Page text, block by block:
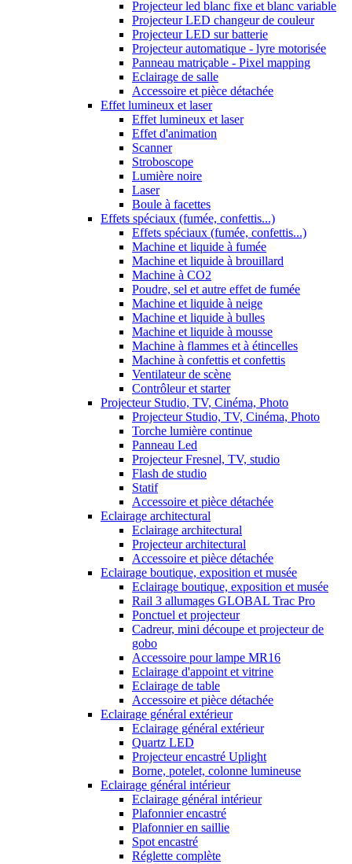
Projecteur led blanc fixe et blanc variable
Projecteur LED changeur de couleur
Projecteur LED sur batterie
Projecteur automatique - lyre motorisée
Panneau matriçable - Pixel mapping
Eclairage de salle
Accessoire et pièce détachée
Effet lumineux et laser
Effet lumineux et laser
Effet d'animation
Scanner
Stroboscope
Lumière noire
Laser
Boule à facettes
Effets spéciaux (fumée, confettis...)
Effets spéciaux (fumée, confettis...)
Machine et liquide à fumée
Machine et liquide à brouillard
Machine à CO2
Poudre, sel et autre effet de fumée
Machine et liquide à neige
Machine et liquide à bulles
Machine et liquide à mousse
Machine à flammes et à étincelles
Machine à confettis et confettis
Ventilateur de scène
Contrôleur et starter
Projecteur Studio, TV, Cinéma, Photo
Projecteur Studio, TV, Cinéma, Photo
Torche lumière continue
Panneau Led
Projecteur Fresnel, TV, studio
Flash de studio
Statif
Accessoire et pièce détachée
Eclairage architectural
Eclairage architectural
Projecteur architectural
Accessoire et pièce détachée
Eclairage boutique, exposition et musée
Eclairage boutique, exposition et musée
Rail 3 allumages GLOBAL Trac Pro
Ponctuel et projecteur
Cadreur, mini découpe et projecteur de
gobo
Accessoire pour lampe MR16
Eclairage d'appoint et vitrine
Eclairage de table
Accessoire et pièce détachée
Eclairage général extérieur
Eclairage général extérieur
Quartz LED
Projecteur encastré Uplight
Borne, potelet, colonne lumineuse
Eclairage général intérieur
Eclairage général intérieur
Plafonnier encastré
Plafonnier en saillie
Spot encastré
Réglette complète